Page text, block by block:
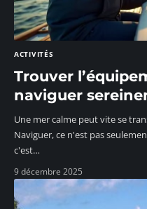
ACTIVITÉS
Trouver
naviguer
Une mer calme peut vite se
Naviguer, ce n'est pas
c'est…
9 décembre 2025